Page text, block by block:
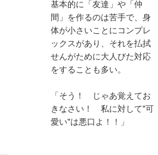
基本的に「友達」や「仲
間」を作るのは苦手で、身
体が小さいことにコンプレ
ックスがあり、それを払拭
せんがために大人びた対応
をすることも多い。
「そう！ じゃあ覚えてお
きなさい！ 私に対して"可
愛い"は悪口よ！！」